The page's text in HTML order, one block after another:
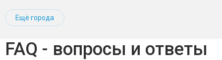
Ещё города
FAQ - вопросы и ответы